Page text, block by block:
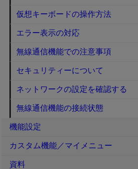
仮想キーボードの操作方法
エラー表示の対応
無線通信機能での注意事項
セキュリティーについて
ネットワークの設定を確認する
無線通信機能の接続状態
機能設定
カスタム機能／マイメニュー
資料